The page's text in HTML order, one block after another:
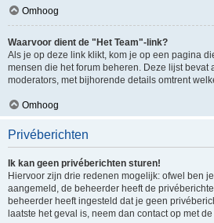
Omhoog
Waarvoor dient de "Het Team"-link?
Als je op deze link klikt, kom je op een pagina
mensen die het forum beheren. Deze lijst bevat
moderators, met bijhorende details omtrent
Omhoog
Privéberichten
Ik kan geen privéberichten sturen!
Hiervoor zijn drie redenen mogelijk: ofwel ben
aangemeld, de beheerder heeft de
beheerder heeft ingesteld dat je geen
laatste het geval is, neem dan contact op met